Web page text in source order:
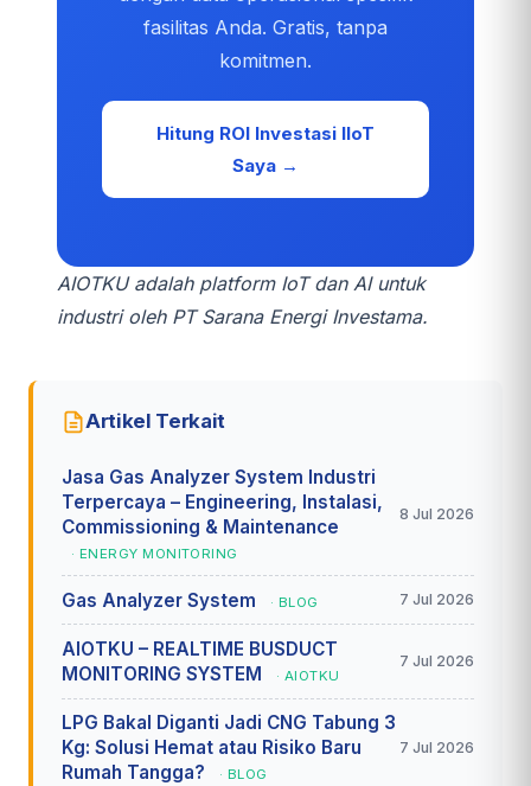
fasilitas Anda. Gratis, tanpa
komitmen.
Hitung ROI Investasi IIoT
Saya →
AIOTKU adalah platform IoT dan AI untuk
industri oleh PT Sarana Energi Investama.
Artikel Terkait
Jasa Gas Analyzer System Industri
Terpercaya – Engineering, Instalasi,
Commissioning & Maintenance
· ENERGY MONITORING
8 Jul 2026
Gas Analyzer System · BLOG 7 Jul 2026
AIOTKU – REALTIME BUSDUCT
MONITORING SYSTEM
· AIOTKU
7 Jul 2026
LPG Bakal Diganti Jadi CNG Tabung 3
Kg: Solusi Hemat atau Risiko Baru
Rumah Tangga?
· BLOG
7 Jul 2026